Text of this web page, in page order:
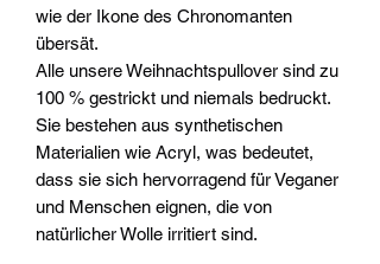
wie der Ikone des Chronomanten
übersät.
Alle unsere Weihnachtspullover sind zu
100 % gestrickt und niemals bedruckt.
Sie bestehen aus synthetischen
Materialien wie Acryl, was bedeutet,
dass sie sich hervorragend für Veganer
und Menschen eignen, die von
natürlicher Wolle irritiert sind.